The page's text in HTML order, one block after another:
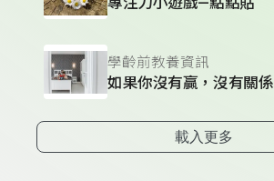
學齡前教養資訊
如果你沒有贏，沒有關係
載入更多